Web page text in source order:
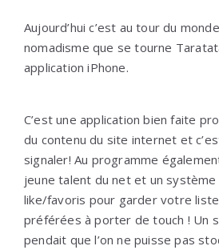
Aujourd’hui c’est au tour du
nomadisme que se tourne
application iPhone.
C’est une application bien faite
du contenu du site internet et
signaler! Au programme
jeune talent du net et un
like/favoris pour garder votre
préférées à porter de touch ! Un
pendait que l’on ne puisse pas